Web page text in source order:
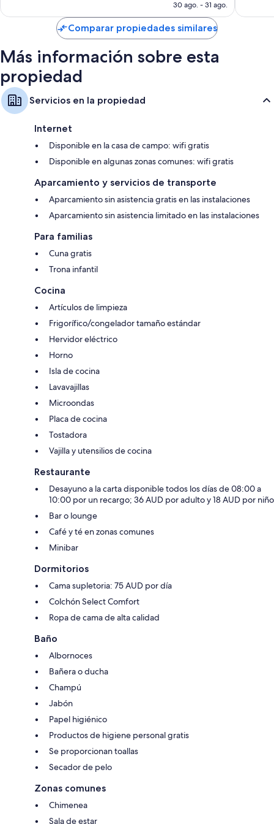
es
de
US$ 122
30 ago. - 31 ago.
Comparar propiedades similares
Más información sobre esta
propiedad
Servicios en la propiedad
Internet
Disponible en la casa de campo: wifi gratis
Disponible en algunas zonas comunes: wifi gratis
Aparcamiento y servicios de transporte
Aparcamiento sin asistencia gratis en las instalaciones
Aparcamiento sin asistencia limitado en las instalaciones
Para familias
Cuna gratis
Trona infantil
Cocina
Artículos de limpieza
Frigorífico/congelador tamaño estándar
Hervidor eléctrico
Horno
Isla de cocina
Lavavajillas
Microondas
Placa de cocina
Tostadora
Vajilla y utensilios de cocina
Restaurante
Desayuno a la carta disponible todos los días de 08:00 a
10:00 por un recargo; 36 AUD por adulto y 18 AUD por niño
Bar o lounge
Café y té en zonas comunes
Minibar
Dormitorios
Cama supletoria: 75 AUD por día
Colchón Select Comfort
Ropa de cama de alta calidad
Baño
Albornoces
Bañera o ducha
Champú
Jabón
Papel higiénico
Productos de higiene personal gratis
Se proporcionan toallas
Secador de pelo
Zonas comunes
Chimenea
Sala de estar